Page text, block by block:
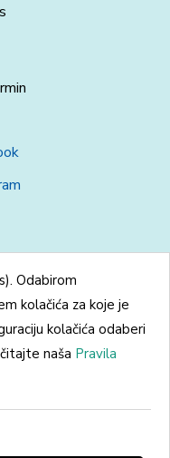
pridržana.
Odabirom
kolačića za koje je
kolačića odaberi
naša Pravila